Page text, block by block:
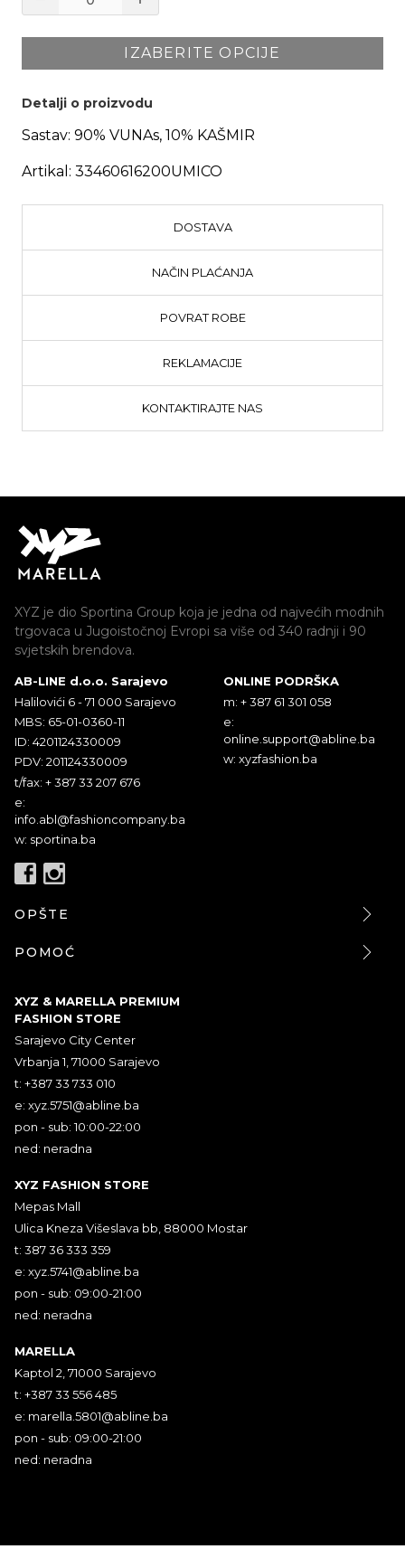
IZABERITE OPCIJE
Detalji o proizvodu
Sastav: 90% VUNAs, 10% KAŠMIR
Artikal: 33460616200UMICO
DOSTAVA
NAČIN PLAĆANJA
POVRAT ROBE
REKLAMACIJE
KONTAKTIRAJTE NAS
XYZ je dio Sportina Group koja je jedna od najvećih modnih
trgovaca u Jugoistočnoj Evropi sa više od 340 radnji i 90
svjetskih brendova.
AB-LINE d.o.o. Sarajevo
Halilovići 6 - 71 000 Sarajevo
MBS: 65-01-0360-11
ID: 4201124330009
PDV: 201124330009
t/fax: + 387 33 207 676
e:
info.abl@fashioncompany.ba
w: sportina.ba
ONLINE PODRŠKA
m: + 387 61 301 058
e:
online.support@abline.ba
w: xyzfashion.ba
OPŠTE
POMOĆ
XYZ & MARELLA PREMIUM
FASHION STORE
Sarajevo City Center
Vrbanja 1, 71000 Sarajevo
t: +387 33 733 010
e: xyz.5751@abline.ba
pon - sub: 10:00-22:00
ned: neradna
XYZ FASHION STORE
Mepas Mall
Ulica Kneza Višeslava bb, 88000 Mostar
t: 387 36 333 359
e: xyz.5741@abline.ba
pon - sub: 09:00-21:00
ned: neradna
MARELLA
Kaptol 2, 71000 Sarajevo
t: +387 33 556 485
e: marella.5801@abline.ba
pon - sub: 09:00-21:00
ned: neradna